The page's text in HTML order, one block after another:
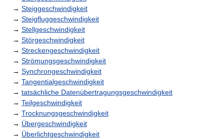
→ Steiggeschwindigkeit
→ Steigfluggeschwindigkeit
→ Stellgeschwindigkeit
→ Störgeschwindigkeit
→ Streckengeschwindigkeit
→ Strömungsgeschwindigkeit
→ Synchrongeschwindigkeit
→ Tangentialgeschwindigkeit
→ tatsächliche Datenübertragungsgeschwindigkeit
→ Teilgeschwindigkeit
→ Trocknungsgeschwindigkeit
→ Übergeschwindigkeit
→ Überlichtgeschwindigkeit